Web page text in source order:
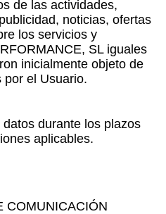
de las actividades,
noticias, ofertas
los servicios y
SL iguales
inicialmente objeto de
por el Usuario.
durante los plazos
aplicables.
COMUNICACIÓN